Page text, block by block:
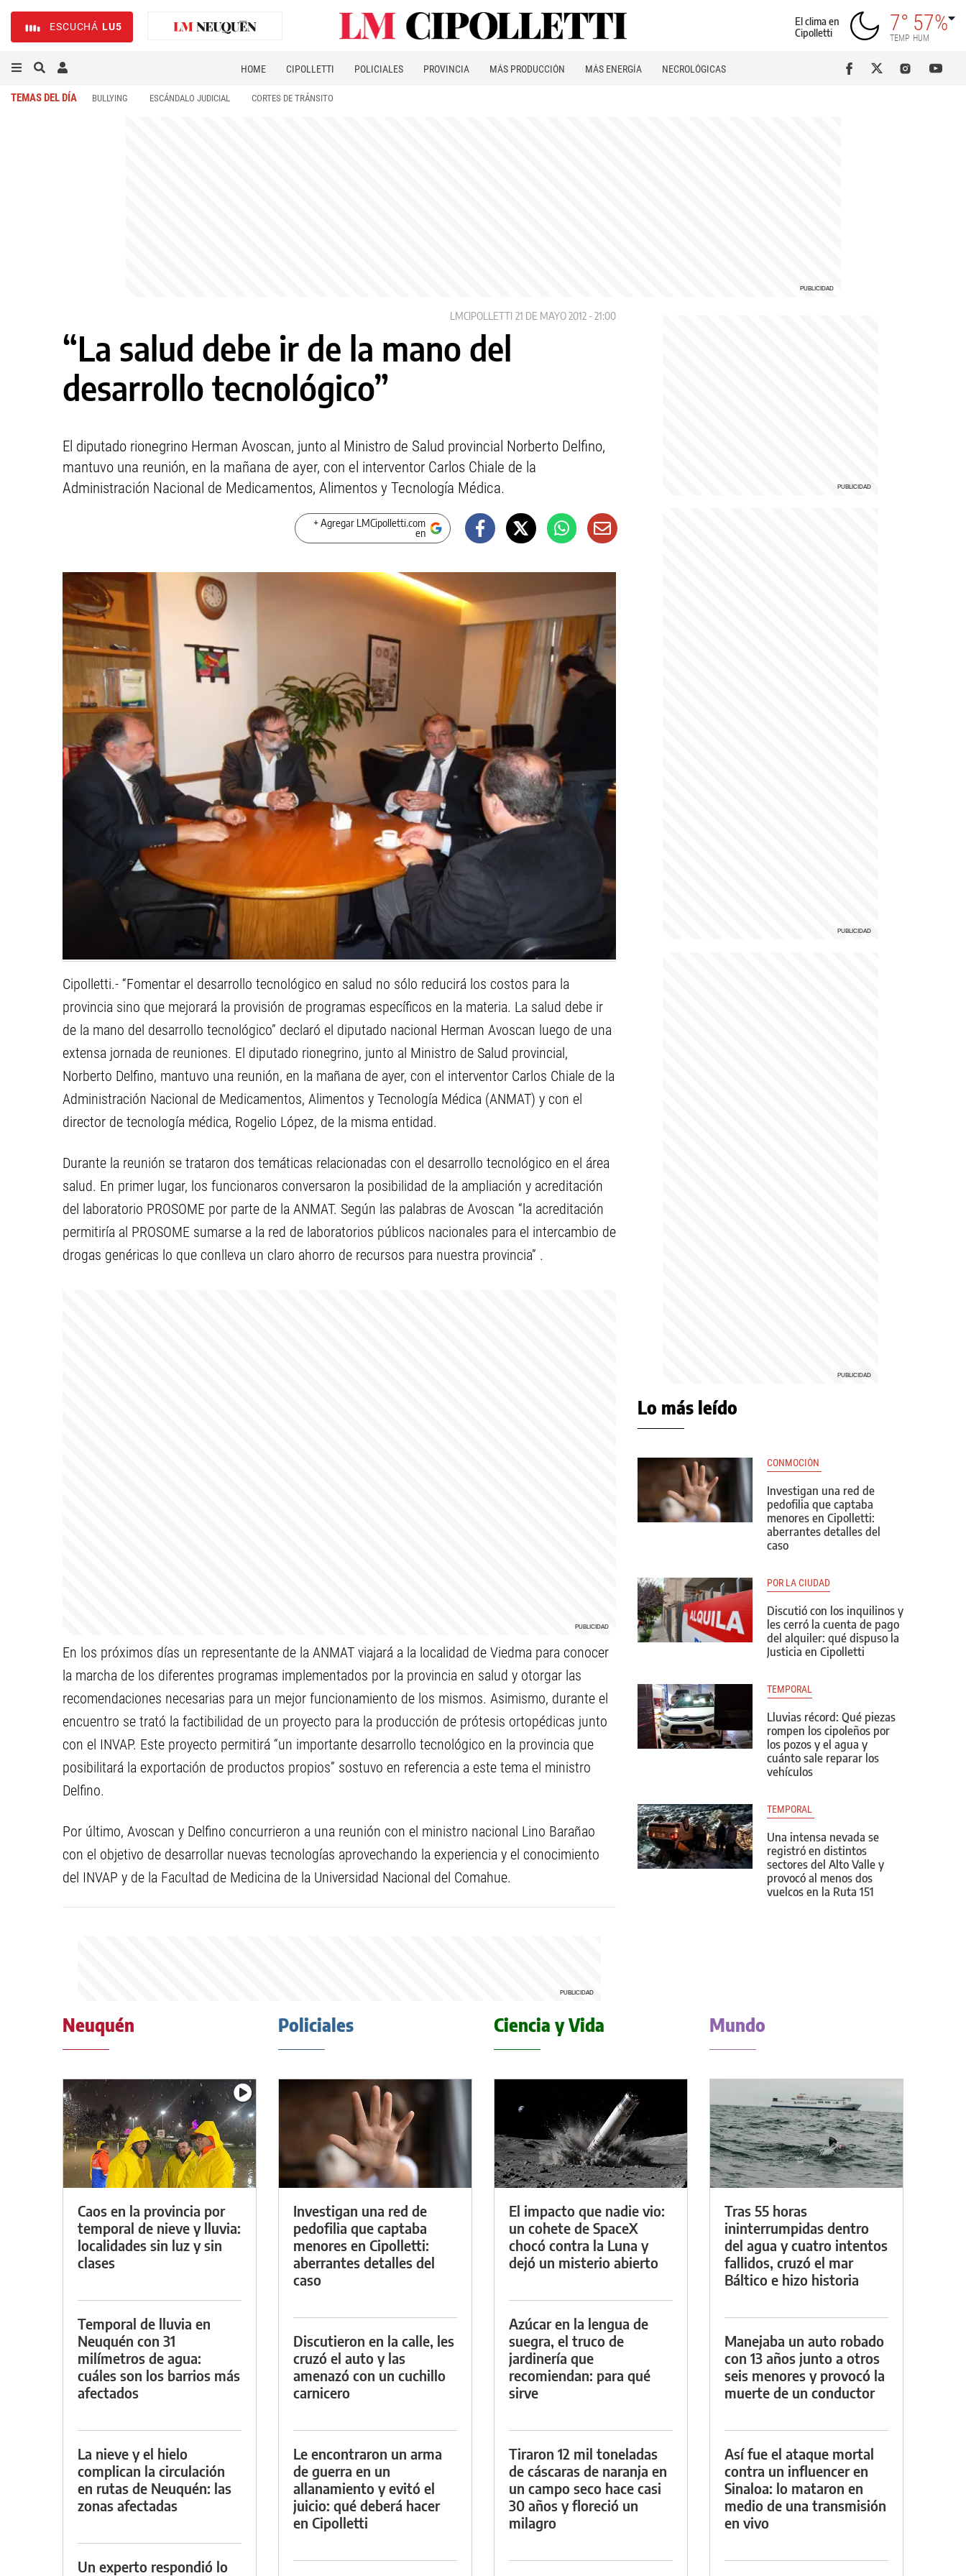
ESCUCHÁ LU5
El clima en
Cipolletti
7°
TEMP
57%
HUM
HOME CIPOLLETTI POLICIALES PROVINCIA MÁS PRODUCCIÓN MÁS ENERGÍA NECROLÓGICAS
TEMAS DEL DÍA BULLYING ESCÁNDALO JUDICIAL CORTES DE TRÁNSITO
LMCIPOLLETTI 21 DE MAYO 2012 - 21:00
“La salud debe ir de la mano del
desarrollo tecnológico”
El diputado rionegrino Herman Avoscan, junto al Ministro de Salud provincial Norberto Delfino,
mantuvo una reunión, en la mañana de ayer, con el interventor Carlos Chiale de la
Administración Nacional de Medicamentos, Alimentos y Tecnología Médica.
+ Agregar LMCipolletti.com
en
Cipolletti.- “Fomentar el desarrollo tecnológico en salud no sólo reducirá los costos para la
provincia sino que mejorará la provisión de programas específicos en la materia. La salud debe ir
de la mano del desarrollo tecnológico” declaró el diputado nacional Herman Avoscan luego de una
extensa jornada de reuniones. El diputado rionegrino, junto al Ministro de Salud provincial,
Norberto Delfino, mantuvo una reunión, en la mañana de ayer, con el interventor Carlos Chiale de la
Administración Nacional de Medicamentos, Alimentos y Tecnología Médica (ANMAT) y con el
director de tecnología médica, Rogelio López, de la misma entidad.
Durante la reunión se trataron dos temáticas relacionadas con el desarrollo tecnológico en el área
salud. En primer lugar, los funcionaros conversaron la posibilidad de la ampliación y acreditación
del laboratorio PROSOME por parte de la ANMAT. Según las palabras de Avoscan “la acreditación
permitiría al PROSOME sumarse a la red de laboratorios públicos nacionales para el intercambio de
drogas genéricas lo que conlleva un claro ahorro de recursos para nuestra provincia” .
En los próximos días un representante de la ANMAT viajará a la localidad de Viedma para conocer
la marcha de los diferentes programas implementados por la provincia en salud y otorgar las
recomendaciones necesarias para un mejor funcionamiento de los mismos. Asimismo, durante el
encuentro se trató la factibilidad de un proyecto para la producción de prótesis ortopédicas junto
con el INVAP. Este proyecto permitirá “un importante desarrollo tecnológico en la provincia que
posibilitará la exportación de productos propios” sostuvo en referencia a este tema el ministro
Delfino.
Por último, Avoscan y Delfino concurrieron a una reunión con el ministro nacional Lino Barañao
con el objetivo de desarrollar nuevas tecnologías aprovechando la experiencia y el conocimiento
del INVAP y de la Facultad de Medicina de la Universidad Nacional del Comahue.
Lo más leído
CONMOCIÓN
Investigan una red de
pedofilia que captaba
menores en Cipolletti:
aberrantes detalles del
caso
POR LA CIUDAD
Discutió con los inquilinos y
les cerró la cuenta de pago
del alquiler: qué dispuso la
Justicia en Cipolletti
TEMPORAL
Lluvias récord: Qué piezas
rompen los cipoleños por
los pozos y el agua y
cuánto sale reparar los
vehículos
TEMPORAL
Una intensa nevada se
registró en distintos
sectores del Alto Valle y
provocó al menos dos
vuelcos en la Ruta 151
Neuquén
Caos en la provincia por
temporal de nieve y lluvia:
localidades sin luz y sin
clases
Temporal de lluvia en
Neuquén con 31
milímetros de agua:
cuáles son los barrios más
afectados
La nieve y el hielo
complican la circulación
en rutas de Neuquén: las
zonas afectadas
Un experto respondió lo
Policiales
Investigan una red de
pedofilia que captaba
menores en Cipolletti:
aberrantes detalles del
caso
Discutieron en la calle, les
cruzó el auto y las
amenazó con un cuchillo
carnicero
Le encontraron un arma
de guerra en un
allanamiento y evitó el
juicio: qué deberá hacer
en Cipolletti
Ciencia y Vida
El impacto que nadie vio:
un cohete de SpaceX
chocó contra la Luna y
dejó un misterio abierto
Azúcar en la lengua de
suegra, el truco de
jardinería que
recomiendan: para qué
sirve
Tiraron 12 mil toneladas
de cáscaras de naranja en
un campo seco hace casi
30 años y floreció un
milagro
Mundo
Tras 55 horas
ininterrumpidas dentro
del agua y cuatro intentos
fallidos, cruzó el mar
Báltico e hizo historia
Manejaba un auto robado
con 13 años junto a otros
seis menores y provocó la
muerte de un conductor
Así fue el ataque mortal
contra un influencer en
Sinaloa: lo mataron en
medio de una transmisión
en vivo